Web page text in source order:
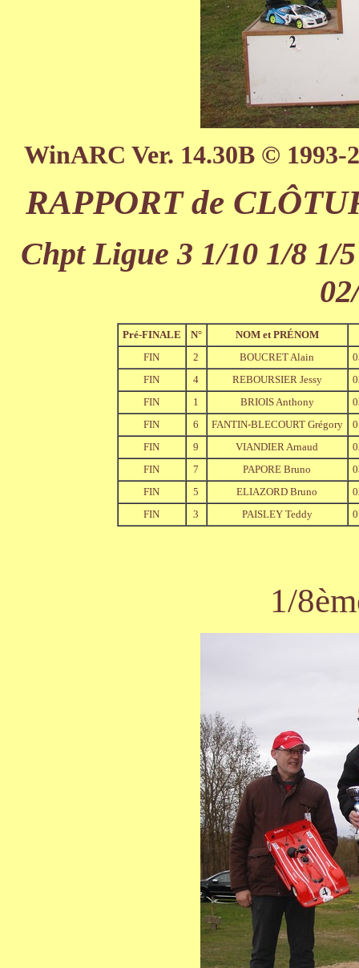
WinARC Ver. 14.30B ©
RAPPORT de
Chpt Ligue 3 1/10 1/8 1/
Pré-FINALE N°
NOM et PRÉNOM
FIN
2 BOUCRET Alain
FIN
4 REBOURSIER Jessy
FIN
1 BRIOIS Anthony
FIN
6 FANTIN-BLECOURT Grégory
FIN
9 VIANDIER Arnaud
FIN
7 PAPORE Bruno
FIN
5 ELIAZORD Bruno
FIN
3 PAISLEY Teddy
1/